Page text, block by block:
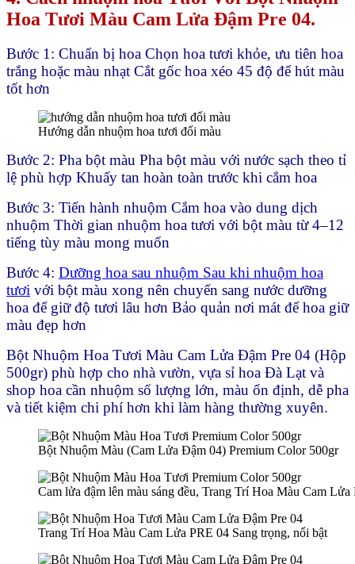
Hoa Tươi Màu Cam Lửa Đậm Pre 04.
Bước 1: Chuẩn bị hoa Chọn hoa tươi khỏe, ưu tiên hoa
trắng hoặc màu nhạt Cắt gốc hoa xéo 45 độ để hút màu
tốt hơn
Hướng dẫn nhuộm hoa tươi đổi màu
Bước 2: Pha bột màu Pha bột màu với nước sạch theo tỉ
lệ phù hợp Khuấy tan hoàn toàn trước khi cắm hoa
Bước 3: Tiến hành nhuộm Cắm hoa vào dung dịch
nhuộm Thời gian nhuộm hoa tươi với bột màu từ 4–12
tiếng tùy màu mong muốn
Bước 4: Dưỡng hoa sau nhuộm Sau khi nhuộm hoa
tươi với bột màu xong nên chuyển sang nước dưỡng
hoa để giữ độ tươi lâu hơn Bảo quản nơi mát để hoa giữ
màu đẹp hơn
Bột Nhuộm Hoa Tươi Màu Cam Lửa Đậm Pre 04 (Hộp
500gr) phù hợp cho nhà vườn, vựa sỉ hoa Đà Lạt và
shop hoa cần nhuộm số lượng lớn, màu ổn định, dễ pha
và tiết kiệm chi phí hơn khi làm hàng thường xuyên.
Bột Nhuộm Màu (Cam Lửa Đậm 04) Premium Color 500gr
Cam lửa đậm lên màu sáng đều, Trang Trí Hoa Màu Cam
Trang Trí Hoa Màu Cam Lửa PRE 04 Sang trọng, nổi bật